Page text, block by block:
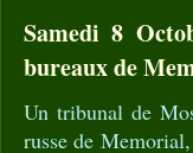
Samedi 8
bureaux de
Un tribunal de
russe de